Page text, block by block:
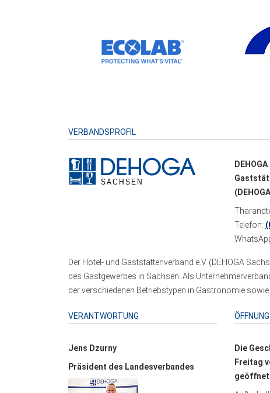
VERBANDSPROFIL
Telefon:
Der Hotel- und Gaststättenverband e.V. (DEHOGA
des Gastgewerbes in Sachsen. Als
der verschiedenen Betriebstypen in Gastronomie sowie
VERANTWORTUNG
Jens Dzurny
Präsident des Landesverbandes
Die
Freitag
geöffnet